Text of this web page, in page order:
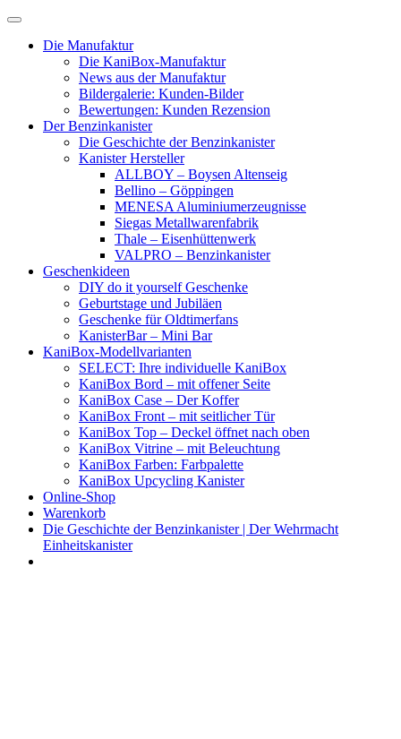
Skip
contentDie Manufaktur
Die KaniBox-Manufaktur
News aus der Manufaktur
Bildergalerie: Kunden-Bilder
Bewertungen: Kunden Rezension
Der Benzinkanister
Die Geschichte der Benzinkanister
Kanister Hersteller
ALLBOY – Boysen Altenseig
Bellino – Göppingen
MENESA Aluminiumerzeugnisse
Siegas Metallwarenfabrik
Thale – Eisenhüttenwerk
VALPRO – Benzinkanister
Geschenkideen
DIY do it yourself Geschenke
Geburtstage und Jubiläen
Geschenke für Oldtimerfans
KanisterBar – Mini Bar
KaniBox-Modellvarianten
SELECT: Ihre individuelle KaniBox
KaniBox Bord – mit offener Seite
KaniBox Case – Der Koffer
KaniBox Front – mit seitlicher Tür
KaniBox Top – Deckel öffnet nach oben
KaniBox Vitrine – mit Beleuchtung
KaniBox Farben: Farbpalette
KaniBox Upcycling Kanister
Online-Shop
Warenkorb
Die Geschichte der Benzinkanister | Der Wehrmacht
Einheitskanister